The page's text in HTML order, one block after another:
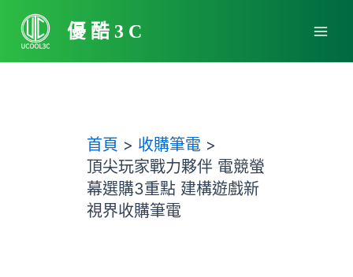
要
優酷3C
首頁
收購筆電
頂尖玩家戰力夥伴 電競螢
幕選購3重點 建構遊戲新
視界收購筆電